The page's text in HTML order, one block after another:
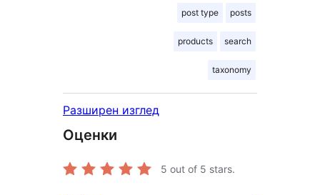
post type posts
products search
taxonomy
Разширен изглед
Оценки
5 out of 5 stars.